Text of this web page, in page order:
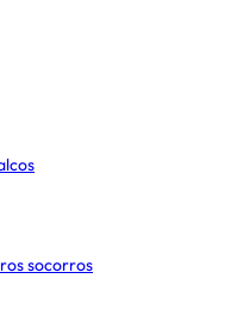
socorros